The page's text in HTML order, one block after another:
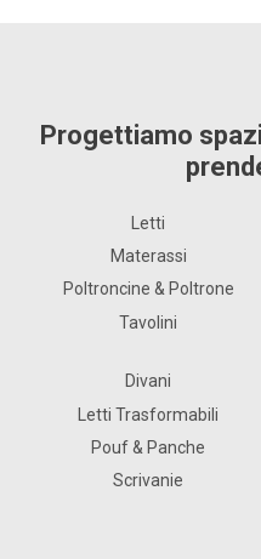
Progettiamo
Letti
Materassi
Poltroncine & Poltrone
Tavolini
Divani
Letti Trasformabili
Pouf & Panche
Scrivanie